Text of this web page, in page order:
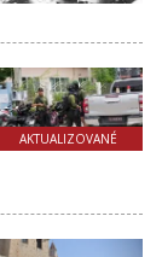
AKTUALIZOVANÉ